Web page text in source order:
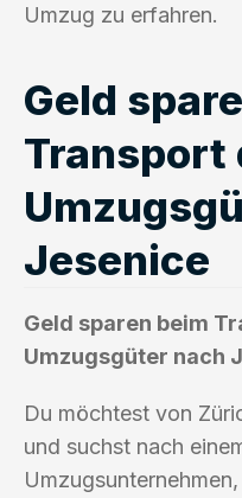
Umzug zu erfahren.
Geld
Transport
Jesenice
Geld sparen beim
Umzugsgüter nach
Du möchtest von
und suchst nach